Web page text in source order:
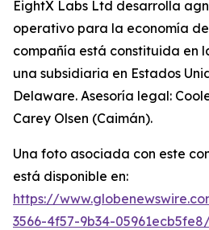
EightX Labs Ltd desarrolla
operativo para la economía
compañía está constituida en
una subsidiaria en Estados
Delaware. Asesoría legal:
Carey Olsen (Caimán).
Una foto asociada con este
está disponible en:
https://
3566-4f57-9b34-